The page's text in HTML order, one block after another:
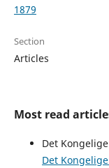
1879
Section
Articles
Most read
Det
Det